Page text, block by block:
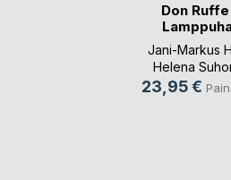
Don
tapaus
Jani-Markus
Helena
23,95 €